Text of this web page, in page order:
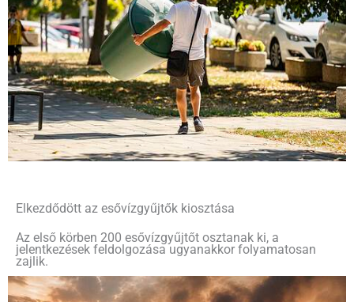
Elkezdődött az esővízgyűjtők kiosztása
Az első körben 200 esővízgyűjtőt osztanak ki, a
jelentkezések feldolgozása ugyanakkor folyamatosan
zajlik.